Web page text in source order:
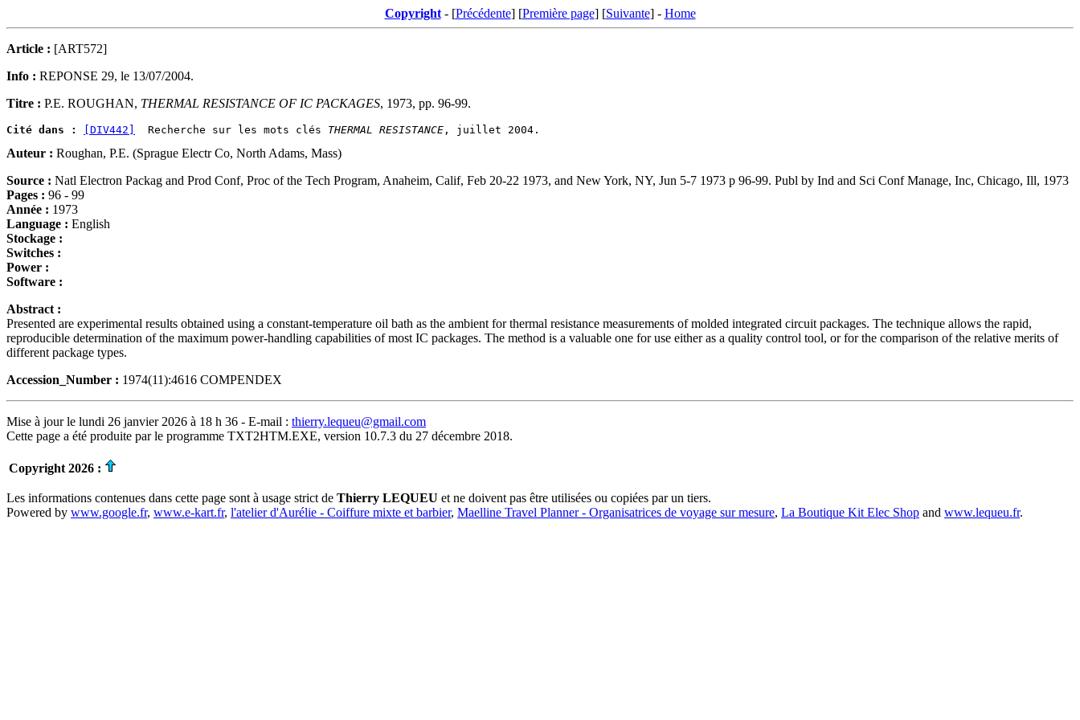
Copyright- [Précédente] [Première page] [Suivante] - Home
Article : [ART572]
Info : REPONSE 29, le 13/07/2004.
Titre : P.E. ROUGHAN, THERMAL RESISTANCE OF IC PACKAGES, 1973, pp. 96-99.
Cité dans : [DIV442]
  Recherche sur les mots clés
THERMAL RESISTANCE
Auteur : Roughan, P.E. (Sprague Electr Co, North Adams, Mass)
Source : Natl Electron Packag and Prod Conf, Proc of the Tech Program, Anaheim, Calif, Feb 20-22 1973, and New York, NY, Jun 5-7 1973 p 96-99. Publ by Ind and Sci Conf Manage, Inc, Chicago, Ill, 1973
Pages : 96 - 99
Année : 1973
Language : English
Stockage :
Switches :
Power :
Software :
Abstract :
Presented are experimental results obtained using a constant-temperature oil bath as the ambient for thermal resistance measurements of molded integrated circuit packages. The technique allows the rapid,
reproducible determination of the maximum power-handling capabilities of most IC packages. The method is a valuable one for use either as a quality control tool, or for the comparison of the relative merits of
different package types.
Accession_Number : 1974(11):4616 COMPENDEX
Mise à jour le lundi 26 janvier 2026 à 18 h 36 - E-mail : thierry.lequeu@gmail.com
Cette page a été produite par le programme TXT2HTM.EXE, version 10.7.3 du 27 décembre 2018.
Copyright 2026 :
Les informations contenues dans cette page sont à usage strict de Thierry LEQUEU et ne doivent pas être utilisées ou copiées par un tiers.
Powered by www.google.fr, www.e-kart.fr, l'atelier d'Aurélie - Coiffure mixte et barbier, Maelline Travel Planner - Organisatrices de voyage sur mesure, La Boutique Kit Elec Shop and www.lequeu.fr.